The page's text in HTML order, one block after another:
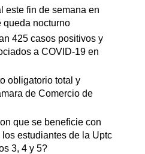
este fin de semana en
queda nocturno
425 casos positivos y
a COVID-19 en
obligatorio total y
de Comercio de
que se beneficie con
estudiantes de la Uptc
3, 4 y 5?